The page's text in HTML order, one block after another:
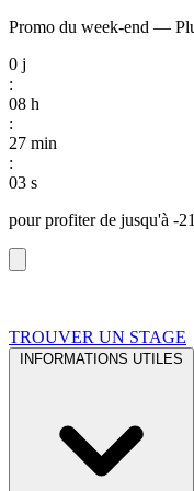
Promo du week-end —
0 j
:
08 h
:
27 min
:
02 s
pour profiter de jusqu'à -
TROUVER UN STAGE
INFORMATIONS UTILES